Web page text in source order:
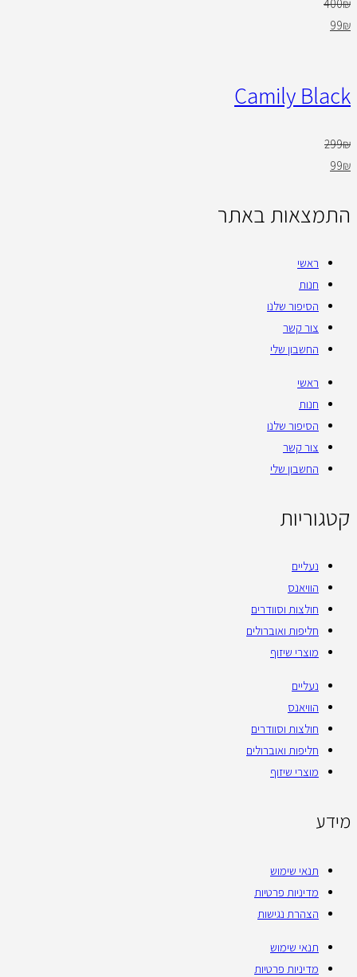
400₪
99₪
Camily Black
299₪
99₪
התמצאות באתר
ראשי
חנות
הסיפור שלנו
צור קשר
החשבון שלי
ראשי
חנות
הסיפור שלנו
צור קשר
החשבון שלי
קטגוריות
נעליים
הוויאנס
חולצות וסוודרים
חליפות ואוברולים
מוצרי שיזוף
נעליים
הוויאנס
חולצות וסוודרים
חליפות ואוברולים
מוצרי שיזוף
מידע
תנאי שימוש
מדיניות פרטיות
הצהרת נגישות
תנאי שימוש
מדיניות פרטיות